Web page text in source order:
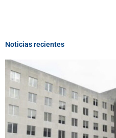
Noticias recientes